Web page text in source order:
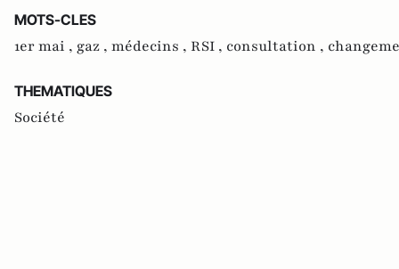
MOTS-CLES
1er mai , gaz , médecins , RSI , consultation ,
THEMATIQUES
Société